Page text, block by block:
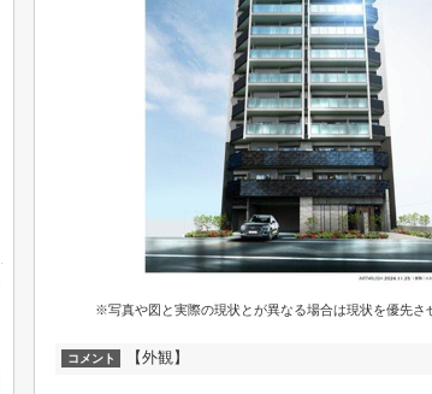
※写真や図と実際の現状とが異なる場合は現状を優先さ
コメント 【外観】